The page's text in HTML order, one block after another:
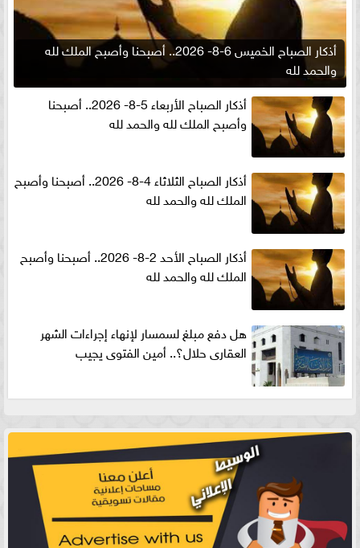
أذكار الصباح الخميس 6-8- 2026.. أصبحنا وأصبح الملك لله
والحمد لله
أذكار الصباح الأربعاء 5-8- 2026.. أصبحنا
وأصبح الملك لله والحمد لله
أذكار الصباح الثلاثاء 4-8- 2026.. أصبحنا وأصبح
الملك لله والحمد لله
أذكار الصباح الأحد 2-8- 2026.. أصبحنا وأصبح
الملك لله والحمد لله
هل دفع مبلغ لسمسار لإنهاء إجراءات الشهر
العقارى حلال؟.. أمين الفتوى يجيب